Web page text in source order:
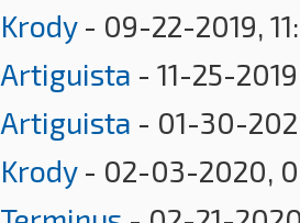
Krody- 09-22-2019,
Artiguista - 11-25-
Artiguista - 01-30-
Krody- 02-03-2020,